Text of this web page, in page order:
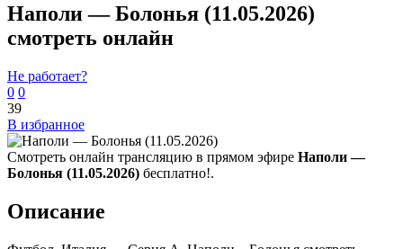
Наполи — Болонья (11.05.2026)
смотреть онлайн
Не работает?
0 0
39
В избранное
Смотреть онлайн трансляцию в прямом эфире Наполи —
Болонья (11.05.2026) бесплатно!.
Описание